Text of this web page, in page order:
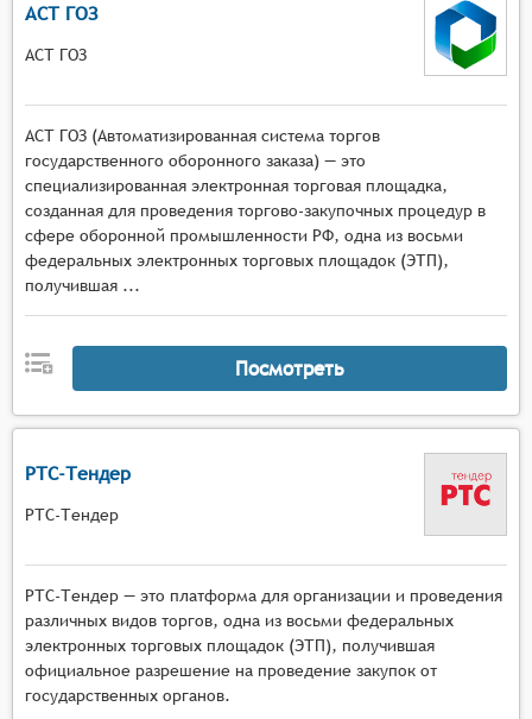
АСТ ГОЗ
АСТ ГОЗ
АСТ ГОЗ (Автоматизированная система торгов
государственного оборонного заказа) — это
специализированная электронная торговая площадка,
созданная для проведения торгово-закупочных процедур в
сфере оборонной промышленности РФ, одна из восьми
федеральных электронных торговых площадок (ЭТП),
получившая ...
Посмотреть
РТС-Тендер
РТС-Тендер
РТС-Тендер — это платформа для организации и проведения
различных видов торгов, одна из восьми федеральных
электронных торговых площадок (ЭТП), получившая
официальное разрешение на проведение закупок от
государственных органов.